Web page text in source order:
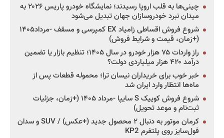
چینی‌ها به قلب اروپا رسیدند؛ نمایشگاه خودرو پاریس ۲۰۲۶ به
میدان نبرد خودروسازان جهان تبدیل می‌شود
شروع فروش اقساطی زامیاد EX کمپرسی و مسقف -مرداد۱۴۰۵
(+زمان، قیمت و شرایط فروش)
راز واردات ۷۵ هزار خودرو در سال ۱۴۰۵؛ تنظیم بازار یا تضمین
درآمد ۴۲۰ هزار میلیاردی دولت؟
خبر خوب برای خریداران نیسان ترا؛ محموله قطعات پس از
ماه‌ها انتظار وارد ایران شد
شروع فروش کوییک S سایپا -مرداد ۱۴۰۵ (+زمان، جزئیات
ثبت‌نام و موعد تحویل)
کرمان موتور به دنبال ۲ محصول جدید (+عکس) / SUV و سدان
فول‌سایز روی پلتفرم KP2